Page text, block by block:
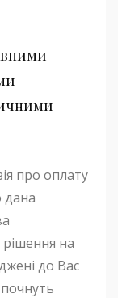
про оплату
дана
рішення на
до Вас